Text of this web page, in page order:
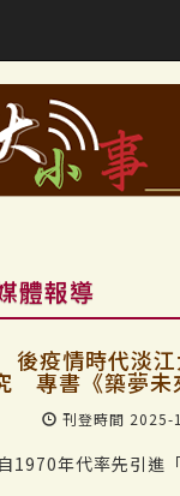
體報導
後疫情時代淡
專書《築夢未
刊登時間 2025-
1970年代率先引進